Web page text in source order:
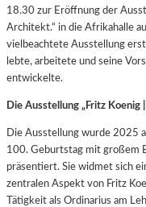
18.30 zur Eröffnung der
Architekt.“ in die Afrikahalle
vielbeachtete Ausstellung
lebte, arbeitete und seine
entwickelte.
Die Ausstellung „Fritz Koenig
Die Ausstellung wurde 2025
100. Geburtstag mit großem
präsentiert. Sie widmet sich
zentralen Aspekt von Fritz
Tätigkeit als Ordinarius am